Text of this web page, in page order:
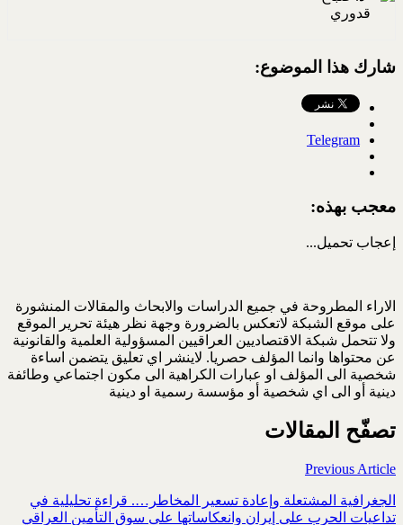
شارك هذا الموضوع:
Telegram
معجب بهذه:
إعجاب تحميل...
الاراء المطروحة في جميع الدراسات والابحاث والمقالات المنشورة
على موقع الشبكة لاتعكس بالضرورة وجهة نظر هيئة تحرير الموقع
ولا تتحمل شبكة الاقتصاديين العراقيين المسؤولية العلمية والقانونية
عن محتواها وانما المؤلف حصريا. لاينشر اي تعليق يتضمن اساءة
شخصية الى المؤلف او عبارات الكراهية الى مكون اجتماعي وطائفة
دينية أو الى اي شخصية أو مؤسسة رسمية او دينية
تصفّح المقالات
Previous Article
الجغرافية المشتعلة وإعادة تسعير المخاطر….‏ قراءة تحليلية في
تداعيات الحرب على إيران وانعكاساتها على سوق التأمين العراقي